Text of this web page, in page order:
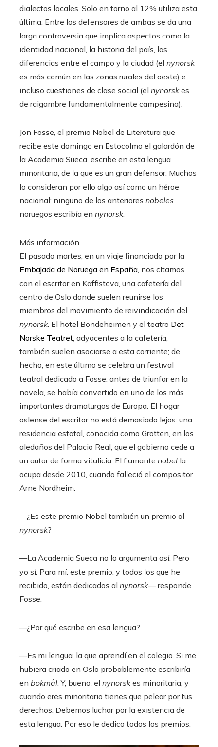
dialectos locales. Solo en torno al 12% utiliza esta
última. Entre los defensores de ambas se da una
larga controversia que implica aspectos como la
identidad nacional, la historia del país, las
diferencias entre el campo y la ciudad (el nynorsk
es más común en las zonas rurales del oeste) e
incluso cuestiones de clase social (el nynorskes
de raigambre fundamentalmente campesina).
Jon Fosse, el premio Nobel de Literatura que
recibe este domingo en Estocolmo el galardón de
la Academia Sueca, escribe en esta lengua
minoritaria, de la que es un gran defensor. Muchos
lo consideran por ello algo así como un héroe
nacional: ninguno de los anteriores nobeles
noruegos escribía en nynorsk.
Más información
El pasado martes, en un viaje financiado por la
Embajada de Noruega en España , nos citamos
con el escritor en Kaffistova, una cafetería del
centro de Oslo donde suelen reunirse los
miembros del movimiento de reivindicación del
nynorsk. El hotel Bondeheimen y el teatro Det
Norske Teatret , adyacentes a la cafetería,
también suelen asociarse a esta corriente; de
hecho, en este último se celebra un festival
teatral dedicado a Fosse: antes de triunfar en la
novela, se había convertido en uno de los más
importantes dramaturgos de Europa. El hogar
oslense del escritor no está demasiado lejos: una
residencia estatal, conocida como Grotten, en los
aledaños del Palacio Real, que el gobierno cede a
un autor de forma vitalicia. El flamante nobel la
ocupa desde 2010, cuando falleció el compositor
Arne Nordheim.
—¿Es este premio Nobel también un premio al
nynorsk?
—La Academia Sueca no lo argumenta así. Pero
yo sí. Para mí, este premio, y todos los que he
recibido, están dedicados al nynorsk— responde
Fosse.
—¿Por qué escribe en esa lengua?
—Es mi lengua, la que aprendí en el colegio. Si me
hubiera criado en Oslo probablemente escribiría
en bokmål . Y, bueno, el nynorskes minoritaria, y
cuando eres minoritario tienes que pelear por tus
derechos. Debemos luchar por la existencia de
esta lengua. Por eso le dedico todos los premios.